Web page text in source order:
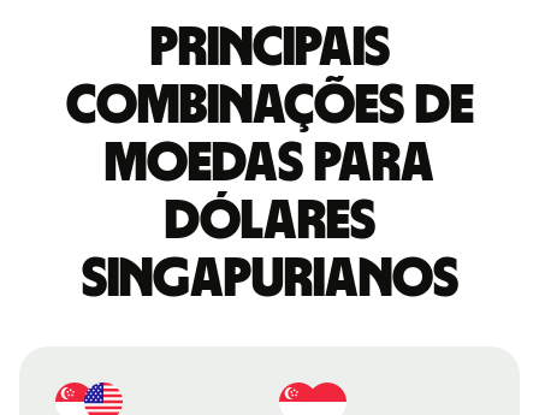
Principais
combinações de
moedas para
Dólares
singapurianos